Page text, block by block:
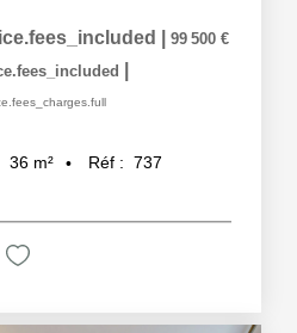
99 500 €
36 m² Réf : 737